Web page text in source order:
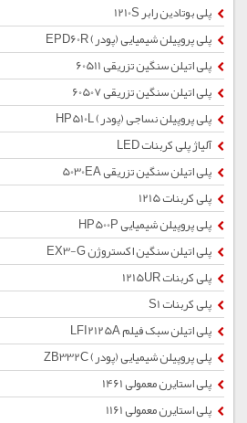
پلی بوتادین رابر 1210S
پلی پروپیلن شیمیایی (پودر) EPD60R
پلی اتیلن سنگین تزریقی 60511
پلی اتیلن سنگین تزریقی 60507
پلی پروپیلن نساجی (پودر) HP510L
آلیاژ پلی کربنات LED
پلی اتیلن سنگین تزریقی 5030EA
پلی کربنات 1215
پلی پروپیلن شیمیایی HP500P
پلی اتیلن سنگین اکستروژن EX3-G
پلی کربنات 1215UR
پلی کربنات S1
پلی اتیلن سبک فیلم LFI2125A
پلی پروپیلن شیمیایی (پودر) ZB332C
پلی استایرن معمولی 1461
پلی استایرن معمولی 1161